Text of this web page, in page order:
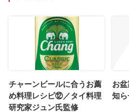
チャーンビールに合うお薦
め料理レシピ⑫／タイ料理
研究家ジュン氏監修
お
知